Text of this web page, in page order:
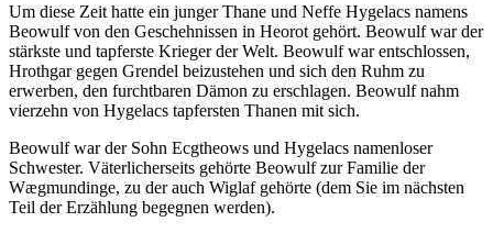
Um diese Zeit hatte ein junger Thane und Neffe Hygelacs namens
Beowulf von den Geschehnissen in Heorot gehört. Beowulf war der
stärkste und tapferste Krieger der Welt. Beowulf war entschlossen,
Hrothgar gegen Grendel beizustehen und sich den Ruhm zu
erwerben, den furchtbaren Dämon zu erschlagen. Beowulf nahm
vierzehn von Hygelacs tapfersten Thanen mit sich.
Beowulf war der Sohn Ecgtheows und Hygelacs namenloser
Schwester. Väterlicherseits gehörte Beowulf zur Familie der
Wægmundinge, zu der auch Wiglaf gehörte (dem Sie im nächsten
Teil der Erzählung begegnen werden).